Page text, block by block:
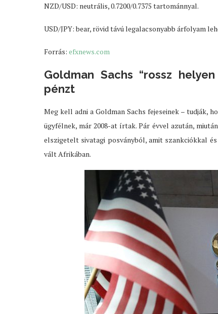
NZD/USD: neutrális, 0.7200/0.7375 tartománnyal.
USD/JPY: bear, rövid távú legalacsonyabb árfolyam
Forrás: efxnews.com
Goldman Sachs “rossz
pénzt
Meg kell adni a Goldman Sachs fejeseinek – tudják,
ügyfélnek, már 2008-at írtak. Pár évvel azután,
elszigetelt sivatagi posványból, amit szankciókkal
vált Afrikában.